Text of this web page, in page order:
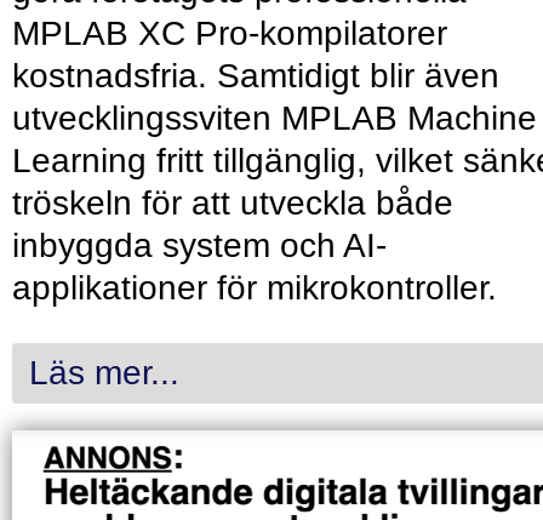
MPLAB XC Pro-kompilatorer
kostnadsfria. Samtidigt blir även
utvecklingssviten MPLAB Machine
Learning fritt tillgänglig, vilket
tröskeln för att utveckla både
inbyggda system och AI-
applikationer för mikrokontroller.
Läs mer...